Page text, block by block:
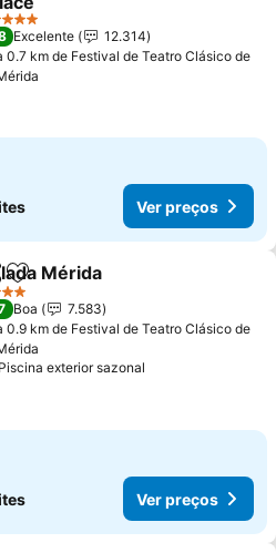
preços
Excelente
12.314
0.7 km de Festival de Teatro Clásico de
Ver preços
Adicionar aos favoritos
Mérida
Boa
7.583
0.9 km de Festival de Teatro Clásico de
Piscina exterior sazonal
Ver preços